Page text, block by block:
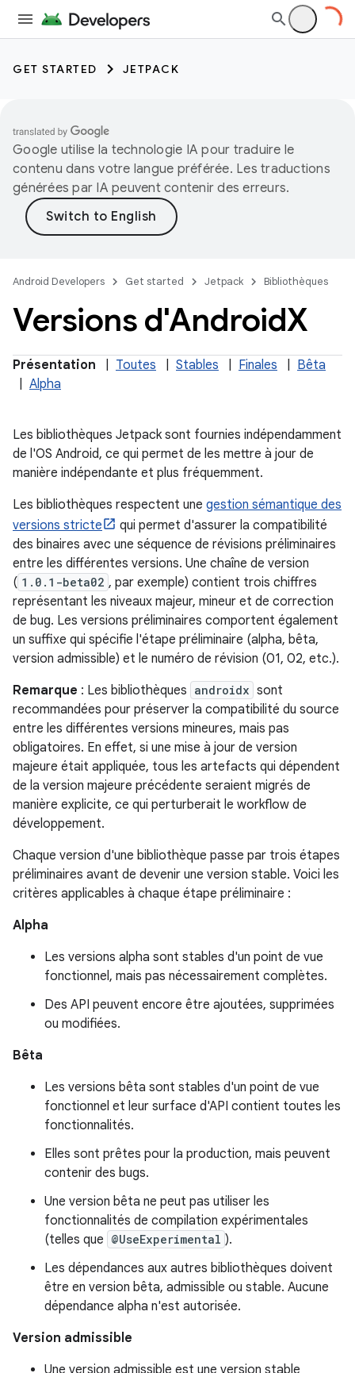
GET STARTED JETPACK
Google utilise la technologie IA pour traduire le
contenu dans votre langue préférée. Les traductions
générées par IA peuvent contenir des erreurs.
Android Developers Get started Jetpack Bibliothèques
Versions d'AndroidX
Présentation Toutes Stables Finales
Bêta
Alpha
Les bibliothèques Jetpack sont fournies indépendamment
de l'OS Android, ce qui permet de les mettre à jour de
manière indépendante et plus fréquemment.
Les bibliothèques respectent une gestion sémantique des
versions stricte
qui permet d'assurer la compatibilité
des binaires avec une séquence de révisions préliminaires
entre les différentes versions. Une chaîne de version
( 1.0.1-beta02 , par exemple) contient trois chiffres
représentant les niveaux majeur, mineur et de correction
de bug. Les versions préliminaires comportent également
un suffixe qui spécifie l'étape préliminaire (alpha, bêta,
version admissible) et le numéro de révision (01, 02, etc.).
Remarque : Les bibliothèques androidx sont
recommandées pour préserver la compatibilité du source
entre les différentes versions mineures, mais pas
obligatoires. En effet, si une mise à jour de version
majeure était appliquée, tous les artefacts qui dépendent
de la version majeure précédente seraient migrés de
manière explicite, ce qui perturberait le workflow de
développement.
Chaque version d'une bibliothèque passe par trois étapes
préliminaires avant de devenir une version stable. Voici les
critères applicables à chaque étape préliminaire :
Alpha
Les versions alpha sont stables d'un point de vue
fonctionnel, mais pas nécessairement complètes.
Des API peuvent encore être ajoutées, supprimées
ou modifiées.
Bêta
Les versions bêta sont stables d'un point de vue
fonctionnel et leur surface d'API contient toutes les
fonctionnalités.
Elles sont prêtes pour la production, mais peuvent
contenir des bugs.
Une version bêta ne peut pas utiliser les
fonctionnalités de compilation expérimentales
(telles que @UseExperimental ).
Les dépendances aux autres bibliothèques doivent
être en version bêta, admissible ou stable. Aucune
dépendance alpha n'est autorisée.
Version admissible
Une version admissible est une version stable